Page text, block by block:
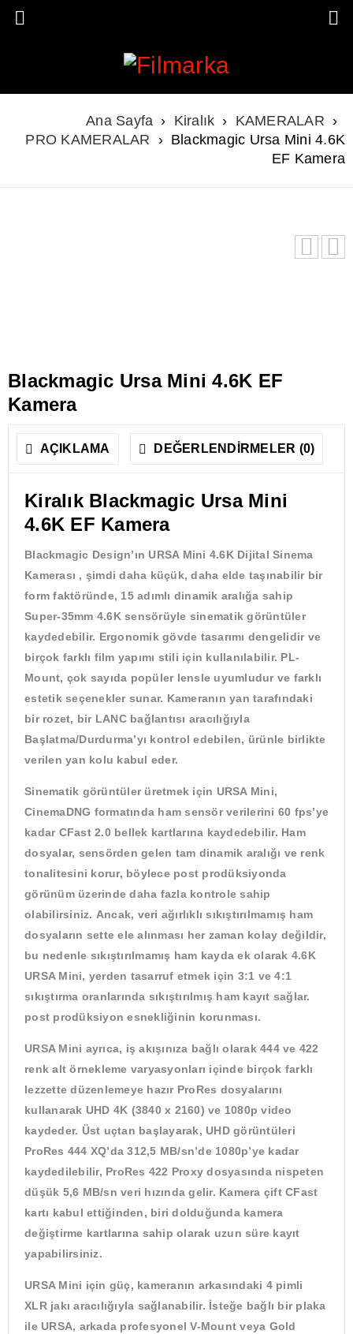
Ana Sayfa › Kiralık › KAMERALAR ›
PRO KAMERALAR
› Blackmagic Ursa Mini 4.6K
EF Kamera
Blackmagic Ursa Mini 4.6K EF
Kamera
AÇIKLAMA DEĞERLENDIRMELER (0)
Kiralık Blackmagic Ursa Mini
4.6K EF Kamera
Blackmagic Design’ın URSA Mini 4.6K Dijital Sinema
Kamerası , şimdi daha küçük, daha elde taşınabilir bir
form faktöründe, 15 adımlı dinamik aralığa sahip
Super-35mm 4.6K sensörüyle sinematik görüntüler
kaydedebilir. Ergonomik gövde tasarımı dengelidir ve
birçok farklı film yapımı stili için kullanılabilir. PL-
Mount, çok sayıda popüler lensle uyumludur ve farklı
estetik seçenekler sunar. Kameranın yan tarafındaki
bir rozet, bir LANC bağlantısı aracılığıyla
Başlatma/Durdurma’yı kontrol edebilen, ürünle birlikte
verilen yan kolu kabul eder.
Sinematik görüntüler üretmek için URSA Mini,
CinemaDNG formatında ham sensör verilerini 60 fps’ye
kadar CFast 2.0 bellek kartlarına kaydedebilir. Ham
dosyalar, sensörden gelen tam dinamik aralığı ve renk
tonalitesini korur, böylece post prodüksiyonda
görünüm üzerinde daha fazla kontrole sahip
olabilirsiniz. Ancak, veri ağırlıklı sıkıştırılmamış ham
dosyaların sette ele alınması her zaman kolay değildir,
bu nedenle sıkıştırılmamış ham kayda ek olarak 4.6K
URSA Mini, yerden tasarruf etmek için 3:1 ve 4:1
sıkıştırma oranlarında sıkıştırılmış ham kayıt sağlar.
post prodüksiyon esnekliğinin korunması.
URSA Mini ayrıca, iş akışınıza bağlı olarak 444 ve 422
renk alt örnekleme varyasyonları içinde birçok farklı
lezzette düzenlemeye hazır ProRes dosyalarını
kullanarak UHD 4K (3840 x 2160) ve 1080p video
kaydeder. Üst uçtan başlayarak, UHD görüntüleri
ProRes 444 XQ’da 312,5 MB/sn’de 1080p’ye kadar
kaydedilebilir, ProRes 422 Proxy dosyasında nispeten
düşük 5,6 MB/sn veri hızında gelir. Kamera çift CFast
kartı kabul ettiğinden, biri dolduğunda kamera
değiştirme kartlarına sahip olarak uzun süre kayıt
yapabilirsiniz.
URSA Mini için güç, kameranın arkasındaki 4 pimli
XLR jakı aracılığıyla sağlanabilir. İsteğe bağlı bir plaka
ile URSA, arkada profesyonel V-Mount veya Gold